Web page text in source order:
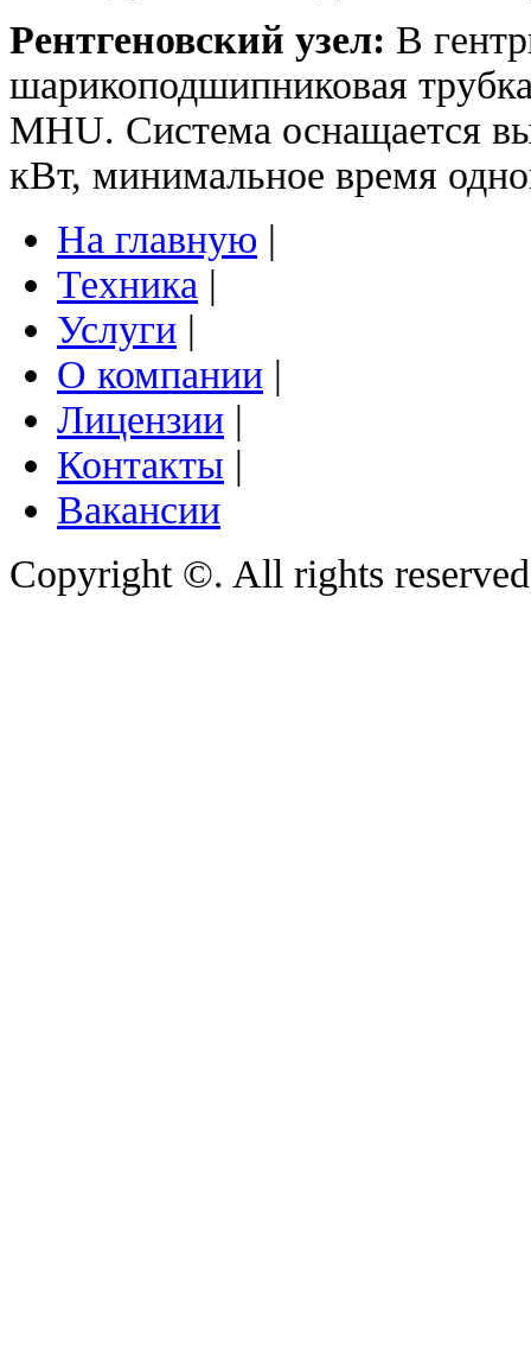
Рентгеновский узел: В
шарикоподшипниковая
MHU. Система оснащается
кВт, минимальное время
На главную |
Техника |
Услуги |
О компании |
Лицензии |
Контакты |
Вакансии
Copyright ©. All rights